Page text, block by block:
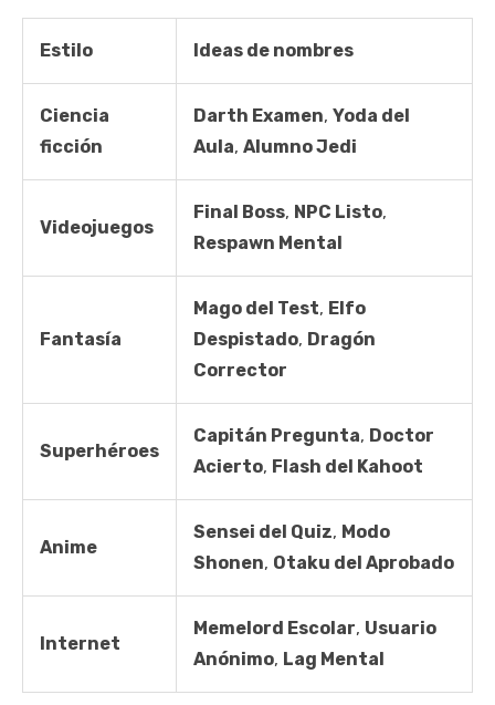
Estilo Ideas de nombres
Ciencia
ficción
Darth Examen, Yoda del
Aula, Alumno Jedi
Videojuegos
Final Boss, NPC Listo,
Respawn Mental
Fantasía
Mago del Test, Elfo
Despistado, Dragón
Corrector
Superhéroes
Capitán Pregunta, Doctor
Acierto, Flash del Kahoot
Anime
Sensei del Quiz, Modo
Shonen, Otaku del Aprobado
Internet
Memelord Escolar, Usuario
Anónimo, Lag Mental